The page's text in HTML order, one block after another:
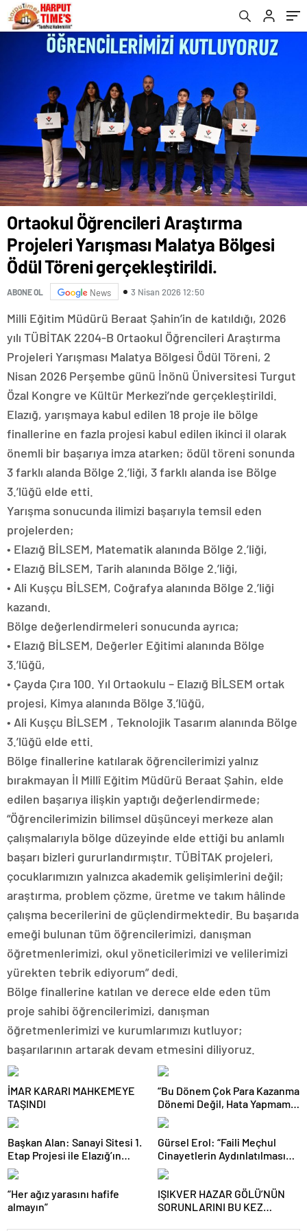
gerçekleştirildi.
Ortaokul Öğrencileri Araştırma
Projeleri Yarışması Malatya Bölgesi
Ödül Töreni gerçekleştirildi.
ABONE OL News 3 Nisan 2026 12:50
Milli Eğitim Müdürü Beraat Şahin’in de katıldığı, 2026
yılı TÜBİTAK 2204-B Ortaokul Öğrencileri Araştırma
Projeleri Yarışması Malatya Bölgesi Ödül Töreni, 2
Nisan 2026 Perşembe günü İnönü Üniversitesi Turgut
Özal Kongre ve Kültür Merkezi’nde gerçekleştirildi.
Elazığ, yarışmaya kabul edilen 18 proje ile bölge
finallerine en fazla projesi kabul edilen ikinci il olarak
önemli bir başarıya imza atarken; ödül töreni sonunda
3 farklı alanda Bölge 2.’liği, 3 farklı alanda ise Bölge
3.’lüğü elde etti.
Yarışma sonucunda ilimizi başarıyla temsil eden
projelerden;
• Elazığ BİLSEM, Matematik alanında Bölge 2.’liği,
• Elazığ BİLSEM, Tarih alanında Bölge 2.’liği,
• Ali Kuşçu BİLSEM, Coğrafya alanında Bölge 2.’liği
kazandı.
Bölge değerlendirmeleri sonucunda ayrıca;
• Elazığ BİLSEM, Değerler Eğitimi alanında Bölge
3.’lüğü,
• Çayda Çıra 100. Yıl Ortaokulu – Elazığ BİLSEM ortak
projesi, Kimya alanında Bölge 3.’lüğü,
• Ali Kuşçu BİLSEM , Teknolojik Tasarım alanında Bölge
3.’lüğü elde etti.
Bölge finallerine katılarak öğrencilerimizi yalnız
bırakmayan İl Millî Eğitim Müdürü Beraat Şahin, elde
edilen başarıya ilişkin yaptığı değerlendirmede;
“Öğrencilerimizin bilimsel düşünceyi merkeze alan
çalışmalarıyla bölge düzeyinde elde ettiği bu anlamlı
başarı bizleri gururlandırmıştır. TÜBİTAK projeleri,
çocuklarımızın yalnızca akademik gelişimlerini değil;
araştırma, problem çözme, üretme ve takım hâlinde
çalışma becerilerini de güçlendirmektedir. Bu başarıda
emeği bulunan tüm öğrencilerimizi, danışman
öğretmenlerimizi, okul yöneticilerimizi ve velilerimizi
yürekten tebrik ediyorum” dedi.
Bölge finallerine katılan ve derece elde eden tüm
proje sahibi öğrencilerimizi, danışman
öğretmenlerimizi ve kurumlarımızı kutluyor;
başarılarının artarak devam etmesini diliyoruz.
İMAR KARARI MAHKEMEYE
TAŞINDI
“Bu Dönem Çok Para Kazanma
Dönemi Değil, Hata Yapmama
Dönemidir”
Başkan Alan: Sanayi Sitesi 1.
Etap Projesi ile Elazığ’ın
Üretim Gücü Daha da Artacak”
Gürsel Erol: “Faili Meçhul
Cinayetlerin Aydınlatılması
Türkiye İçin Tarihi Bir
Sorumluluktur”
“Her ağız yarasını hafife
almayın”
IŞIKVER HAZAR GÖLÜ’NÜN
SORUNLARINI BU KEZ